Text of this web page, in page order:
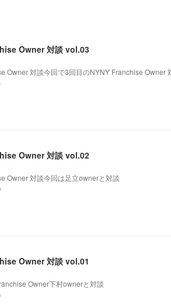
Owner 対談 vol.03
Owner 対談今回で3回目のNYNY Franchise Owner
Owner 対談 vol.02
Owner 対談今回は足立ownerと対談
Owner 対談 vol.01
Owner下村ownerと対談